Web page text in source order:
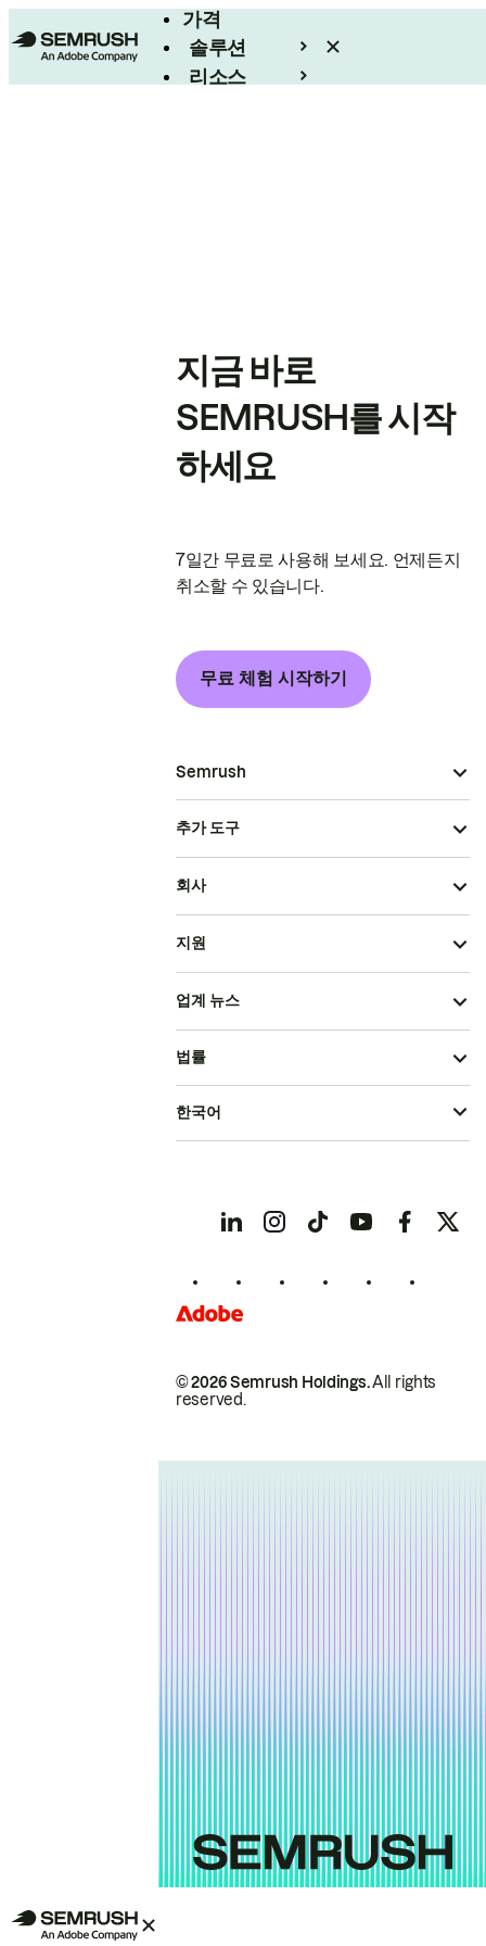
가격
솔루션
리소스
지금 바로
SEMRUSH를 시작
하세요
7일간 무료로 사용해 보세요. 언제든지
취소할 수 있습니다.
무료 체험 시작하기
Semrush
추가 도구
회사
지원
업계 뉴스
© 2026 Semrush Holdings.All rights
reserved.
법률
한국어